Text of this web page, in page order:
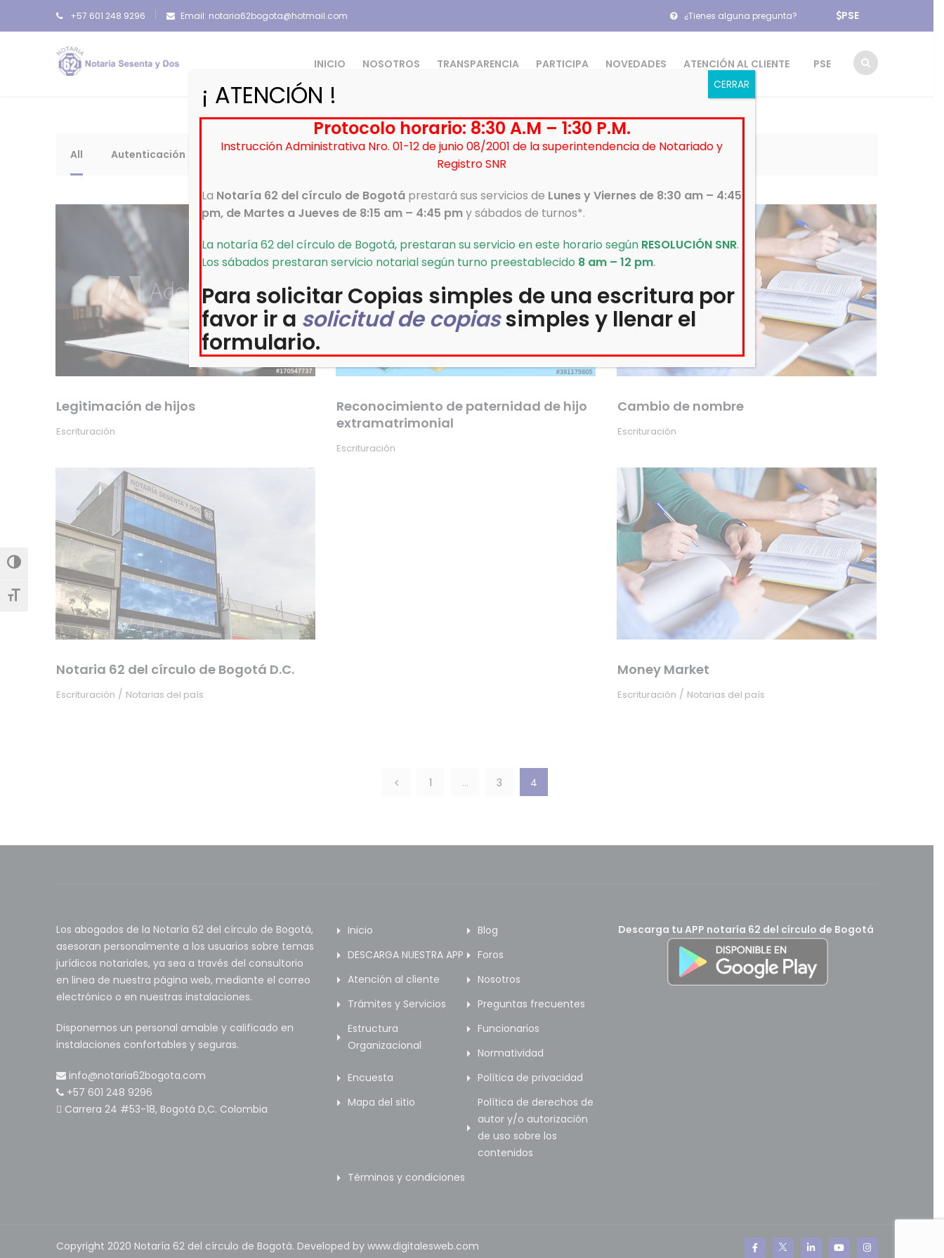
Alternar alto contraste
Alternar tamaño de letra
+57 601 248 9296 Email: notaria62bogota@hotmail.com ¿Tienes alguna pregunta? PSE
INICIO NOSOTROS TRANSPARENCIA PARTICIPA NOVEDADES ATENCIÓN AL CLIENTE PSE
All Autenticación Escrituración No escriturarios Notarias del país Registro Civil Ventanillas
Legitimación de hijos
Escrituración
Reconocimiento de paternidad de hijo
extramatrimonial
Escrituración
Cambio de nombre
Escrituración
Notaria 62 del círculo de Bogotá D.C.
Escrituración / Notarias del país
Money Market
Escrituración / Notarias del país
1 … 3 4
Los abogados de la Notaría 62 del círculo de Bogotá,
asesoran personalmente a los usuarios sobre temas
jurídicos notariales, ya sea a través del consultorio
en linea de nuestra página web, mediante el correo
electrónico o en nuestras instalaciones.
Disponemos un personal amable y calificado en
instalaciones confortables y seguras.
info@notaria62bogota.com
+57 601 248 9296
Carrera 24 #53-18, Bogotá D,C. Colombia
Inicio
Blog
DESCARGA NUESTRA APP
Foros
Atención al cliente
Nosotros
Trámites y Servicios
Preguntas frecuentes
Estructura
Organizacional
Funcionarios
Normatividad
Encuesta
Política de privacidad
Mapa del sitio
Política de derechos de
autor y/o autorización
de uso sobre los
contenidos
Términos y condiciones
Descarga tu APP notaría 62 del círculo de Bogotá
Copyright 2020 Notaría 62 del círculo de Bogotá. Developed by www.digitalesweb.com
¡ ATENCIÓN !
Protocolo horario: 8:30 A.M – 1:30 P.M.
Instrucción Administrativa Nro. 01-12 de junio 08/2001 de la superintendencia de Notariado y
Registro SNR
La Notaría 62 del círculo de Bogotá prestará sus servicios de Lunes y Viernes de 8:30 am – 4:45
pm, de Martes a Jueves de 8:15 am – 4:45 pmy sábados de turnos*.
La notaría 62 del círculo de Bogotá, prestaran su servicio en este horario según RESOLUCIÓN SNR.
Los sábados prestaran servicio notarial según turno preestablecido 8 am – 12 pm.
Para solicitar Copias simples de una escritura por
favor ir a solicitud de copiassimples y llenar el
formulario.
CERRAR